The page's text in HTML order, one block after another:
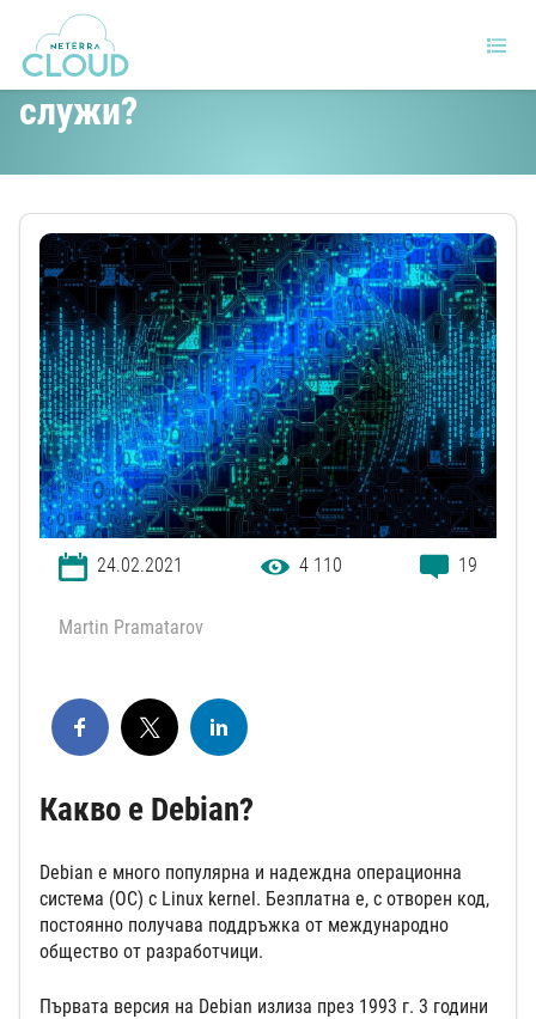
Какво е Debian и за какво
служи?
24.02.2021 4 110 19
Martin Pramatarov
Какво е Debian?
Debian е много популярна и надеждна операционна
система (ОС) с Linux kernel. Безплатна е, с отворен код,
постоянно получава поддръжка от международно
общество от разработчици.
Първата версия на Debian излиза през 1993 г. 3 години